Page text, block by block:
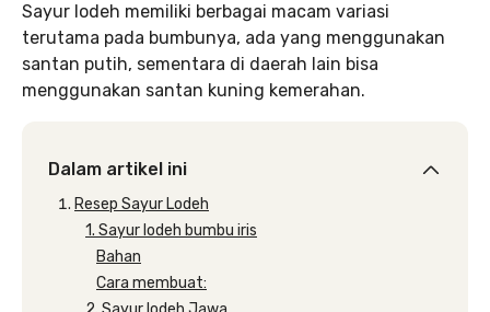
Sayur lodeh memiliki berbagai macam variasi
terutama pada bumbunya, ada yang menggunakan
santan putih, sementara di daerah lain bisa
menggunakan santan kuning kemerahan.
Dalam artikel ini
Resep Sayur Lodeh
1. Sayur lodeh bumbu iris
Bahan
Cara membuat: